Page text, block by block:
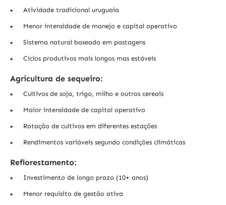
Atividade tradicional uruguaia
Menor intensidade de manejo e capital operativo
Sistema natural baseado em pastagens
Ciclos produtivos mais longos mas estáveis
Agricultura de sequeiro:
Cultivos de soja, trigo, milho e outros cereais
Maior intensidade de capital operativo
Rotação de cultivos em diferentes estações
Rendimentos variáveis segundo condições climáticas
Reflorestamento:
Investimento de longo prazo (10+ anos)
Menor requisito de gestão ativa